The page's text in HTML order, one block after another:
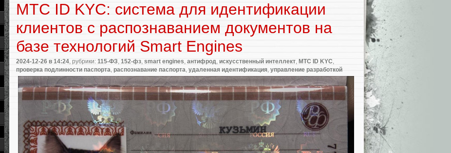
МТС ID KYC: система для идентификации
клиентов с распознаванием документов на
базе технологий Smart Engines
2024-12-26 в 14:24 , рубрики: 115-ФЗ 152-фз smart engines антифрод искусственный интеллект МТС ID KYC
проверка подлинности паспорта распознавание паспорта удаленная идентификация управление разработкой